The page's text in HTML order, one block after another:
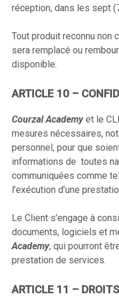
réception, dans les sept
Tout produit reconnu non
sera remplacé ou
disponible.
ARTICLE 10 –
Courzal Academyet le
mesures nécessaires,
personnel, pour que
informations de toutes
communiquées comme
l’exécution d’une
Le Client s’engage à
documents, logiciels et
Academy, qui pourront
prestation de services.
ARTICLE 11 –